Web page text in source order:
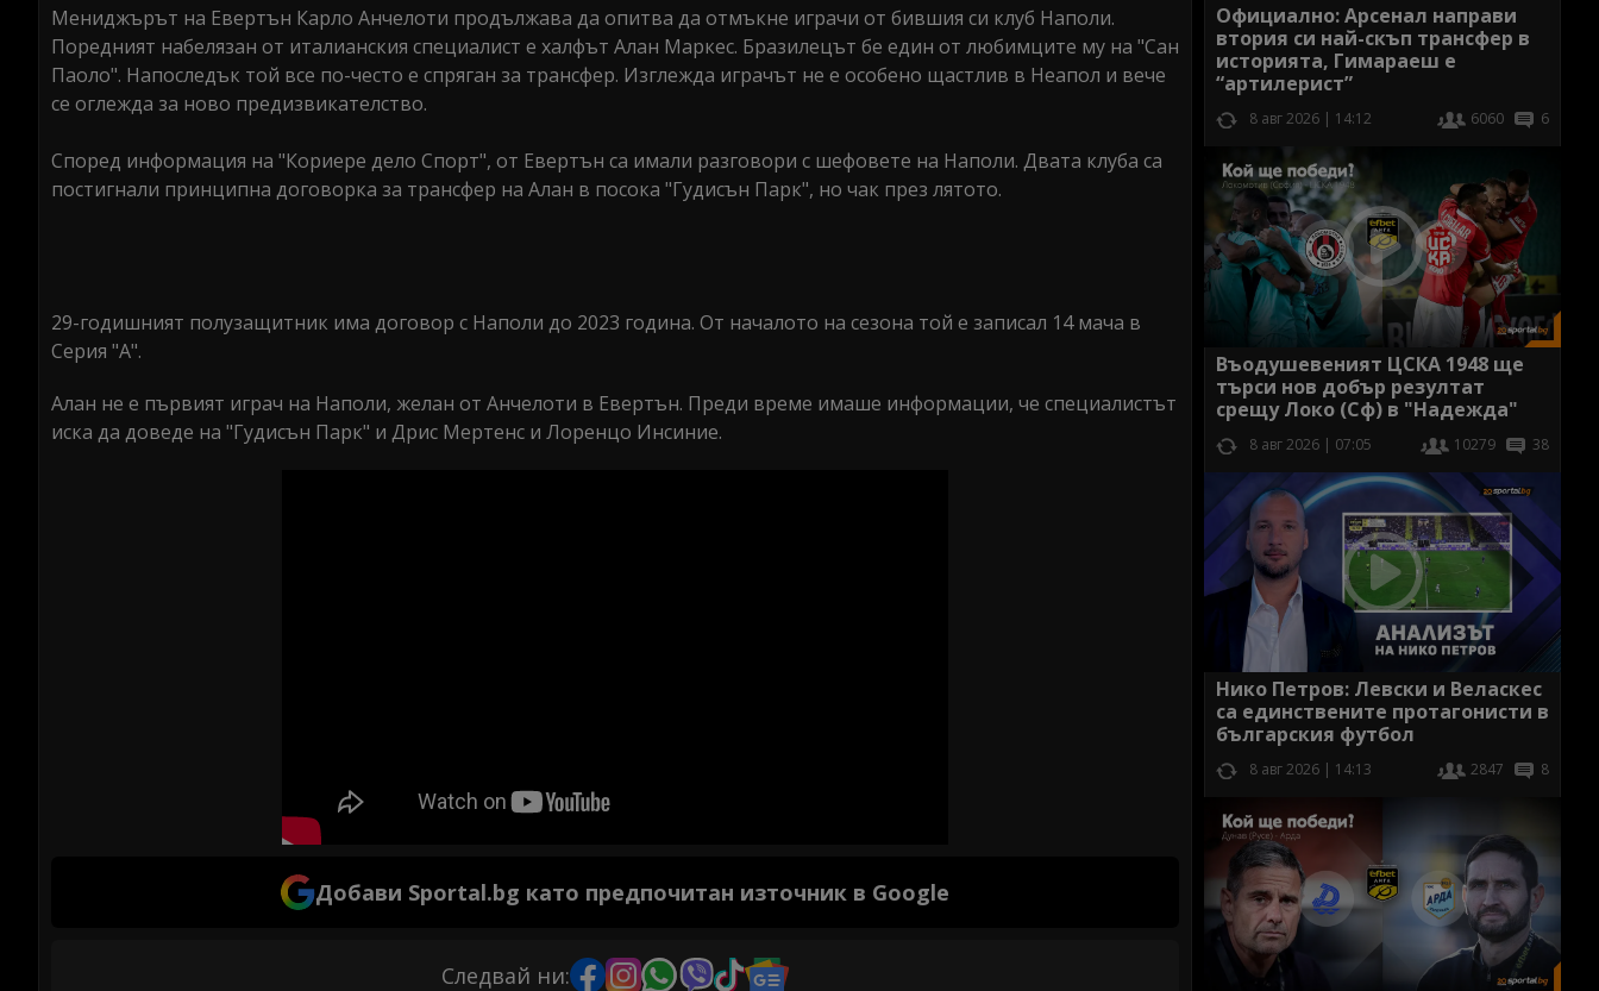
Мениджърът на Евертън Карло Анчелоти продължава да опитва да отмъкне играчи от бившия си клуб Наполи.
Поредният набелязан от италианския специалист е халфът Алан Маркес. Бразилецът бе един от любимците му на "Сан
Паоло". Напоследък той все по-често е спряган за трансфер. Изглежда играчът не е особено щастлив в Неапол и вече
се оглежда за ново предизвикателство.
Според информация на "Кориере дело Спорт", от Евертън са имали разговори с шефовете на Наполи. Двата клуба са
постигнали принципна договорка за трансфер на Алан в посока "Гудисън Парк", но чак през лятото.
29-годишният полузащитник има договор с Наполи до 2023 година. От началото на сезона той е записал 14 мача в
Серия "А".
Алан не е първият играч на Наполи, желан от Анчелоти в Евертън. Преди време имаше информации, че специалистът
иска да доведе на "Гудисън Парк" и Дрис Мертенс и Лоренцо Инсиние.
Добави Sportal.bg като предпочитан източник в Google
Следвай ни:
Официално: Арсенал направи
втория си най-скъп трансфер в
историята, Гимараеш е
“артилерист”
8 авг 2026 | 14:12 6060 6
Въодушевеният ЦСКА 1948 ще
търси нов добър резултат
срещу Локо (Сф) в "Надежда"
8 авг 2026 | 07:05 10279 38
Нико Петров: Левски и Веласкес
са единствените протагонисти в
българския футбол
8 авг 2026 | 14:13 2847 8